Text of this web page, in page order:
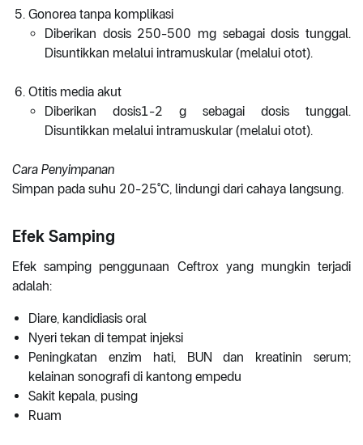
Gonorea tanpa komplikasi
Diberikan dosis 250-500 mg sebagai dosis tunggal.
Disuntikkan melalui intramuskular (melalui otot).
Otitis media akut
Diberikan dosis1-2 g sebagai dosis tunggal.
Disuntikkan melalui intramuskular (melalui otot).
Cara Penyimpanan
Simpan pada suhu 20-25°C, lindungi dari cahaya langsung.
Efek Samping
Efek samping penggunaan Ceftrox yang mungkin terjadi
adalah:
Diare, kandidiasis oral
Nyeri tekan di tempat injeksi
Peningkatan enzim hati, BUN dan kreatinin serum;
kelainan sonografi di kantong empedu
Sakit kepala, pusing
Ruam